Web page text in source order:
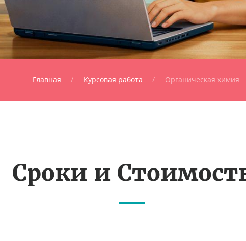
Главная Курсовая работа Органическая химия
Сроки и